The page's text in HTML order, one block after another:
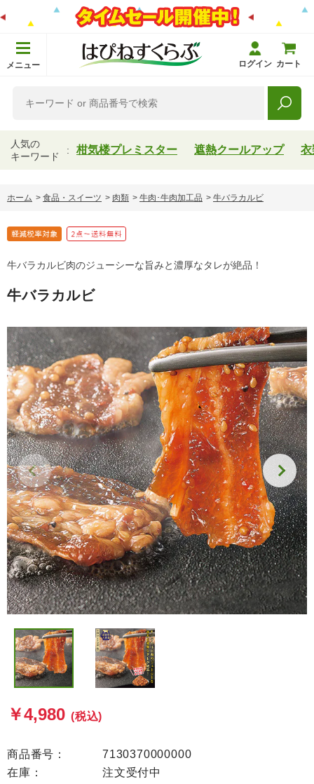
メニュー ログイン カート
人気の
キーワード
柑気楼プレミスター 遮熱クールアップ 衣
ホーム > 食品・スイーツ > 肉類 > 牛肉･牛肉加工品 > 牛バラカルビ
牛バラカルビ肉のジューシーな旨みと濃厚なタレが絶品！
牛バラカルビ
￥4,980 (税込)
商品番号：
7130370000000
在庫：
注文受付中